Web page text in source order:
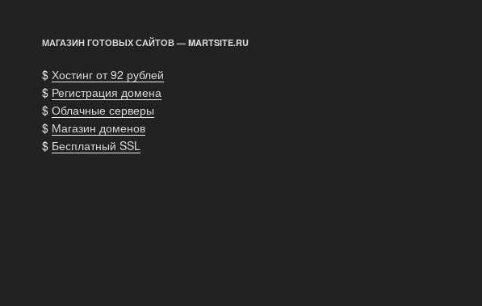
МАГАЗИН ГОТОВЫХ САЙТОВ — MARTSITE.RU
$ Хостинг от 92 рублей
$ Регистрация домена
$ Облачные серверы
$ Магазин доменов
$ Бесплатный SSL